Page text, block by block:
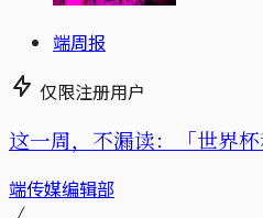
端周报
仅限注册用户
这一周，不漏读：「世界
端传媒编辑部